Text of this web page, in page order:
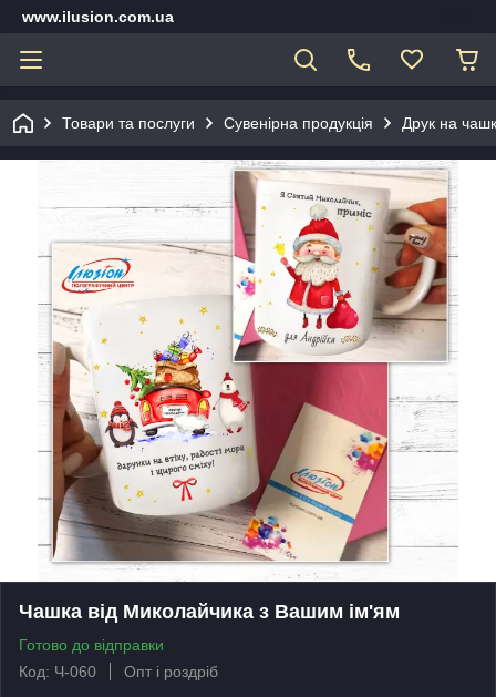
www.ilusion.com.ua
Товари та послуги Сувенірна продукція Друк на
Чашка від Миколайчика з Вашим ім'ям
Готово до відправки
Код: Ч-060
Опт і роздріб